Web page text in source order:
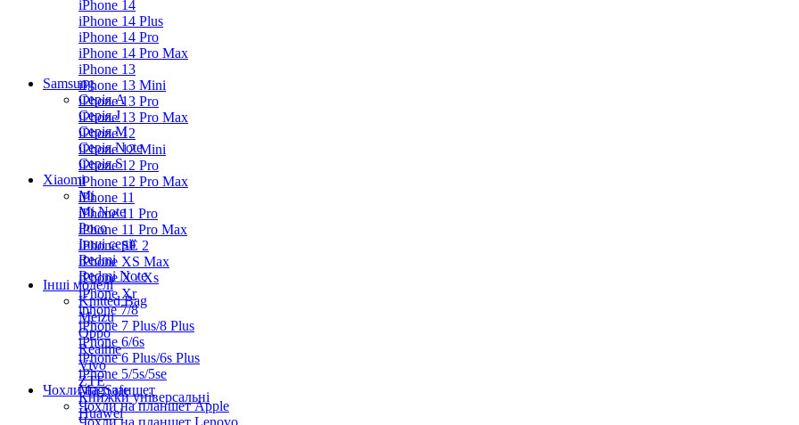
iPhone 14
iPhone 14 Plus
iPhone 14 Pro
iPhone 14 Pro Max
iPhone 13
iPhone 13 Mini
iPhone 13 Pro
iPhone 13 Pro Max
iPhone 12
iPhone 12 Mini
iPhone 12 Pro
iPhone 12 Pro Max
iPhone 11
iPhone 11 Pro
iPhone 11 Pro Max
iPhone SE 2
iPhone XS Max
iPhone X / Xs
iPhone Xr
iphone 7/8
iPhone 7 Plus/8 Plus
iPhone 6/6s
iPhone 6 Plus/6s Plus
iPhone 5/5s/5se
MagSafe
Samsung
Серія А
Серiя J
Серiя M
Серія Note
Серія S
Xiaomi
Mi
Mi Note
Poco
Інші серії
Redmi
Redmi Note
Інші моделі
Knitted Bag
Meizu
Oppo
Realme
Vivo
ZTE
Книжки універсальні
Huawei
Чохли на планшет
Чохли на планшет Apple
Чохли на планшет Lenovo